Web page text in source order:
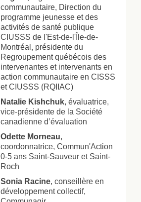
communautaire, Direction du
programme jeunesse et des
activités de santé publique
CIUSSS de l'Est-de-l'Île-de-
Montréal, présidente du
Regroupement québécois des
intervenantes et intervenants en
action communautaire en CISSS
et CIUSSS (RQIIAC)
Natalie Kishchuk, évaluatrice,
vice-présidente de la Société
canadienne d’évaluation
Odette Morneau,
coordonnatrice, Commun'Action
0-5 ans Saint-Sauveur et Saint-
Roch
Sonia Racine, conseillère en
développement collectif,